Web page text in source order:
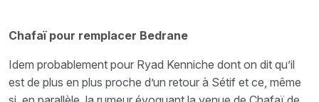
Chafaï pour remplacer Bedrane
Idem probablement pour Ryad Kenniche dont on dit qu’il
est de plus en plus proche d’un retour à Sétif et ce, même